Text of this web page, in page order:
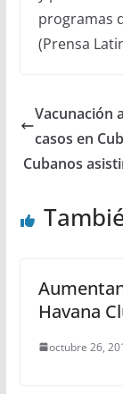
programas
(Prensa
Vacunación
casos en
Cubanos
Havana
octubre 26,